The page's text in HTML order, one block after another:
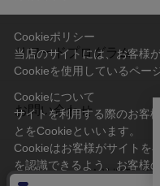
リワードプログラム
お問い合わせ
会社概要
Cookieポリシー
当店のサイトには、お客様
Cookieを使用しているペー
Cookieについて
サイトを利用する際のお客
とをCookieといいます。
Cookieはお客様がサイトを
を認識できるよう、お客様
れます。